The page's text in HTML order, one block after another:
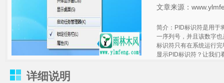
文章来源：
简介：PID标识符是用于
一序列号，并且该数字
标识符只有在系统运行
显示PID标识符？让我们
详细说明